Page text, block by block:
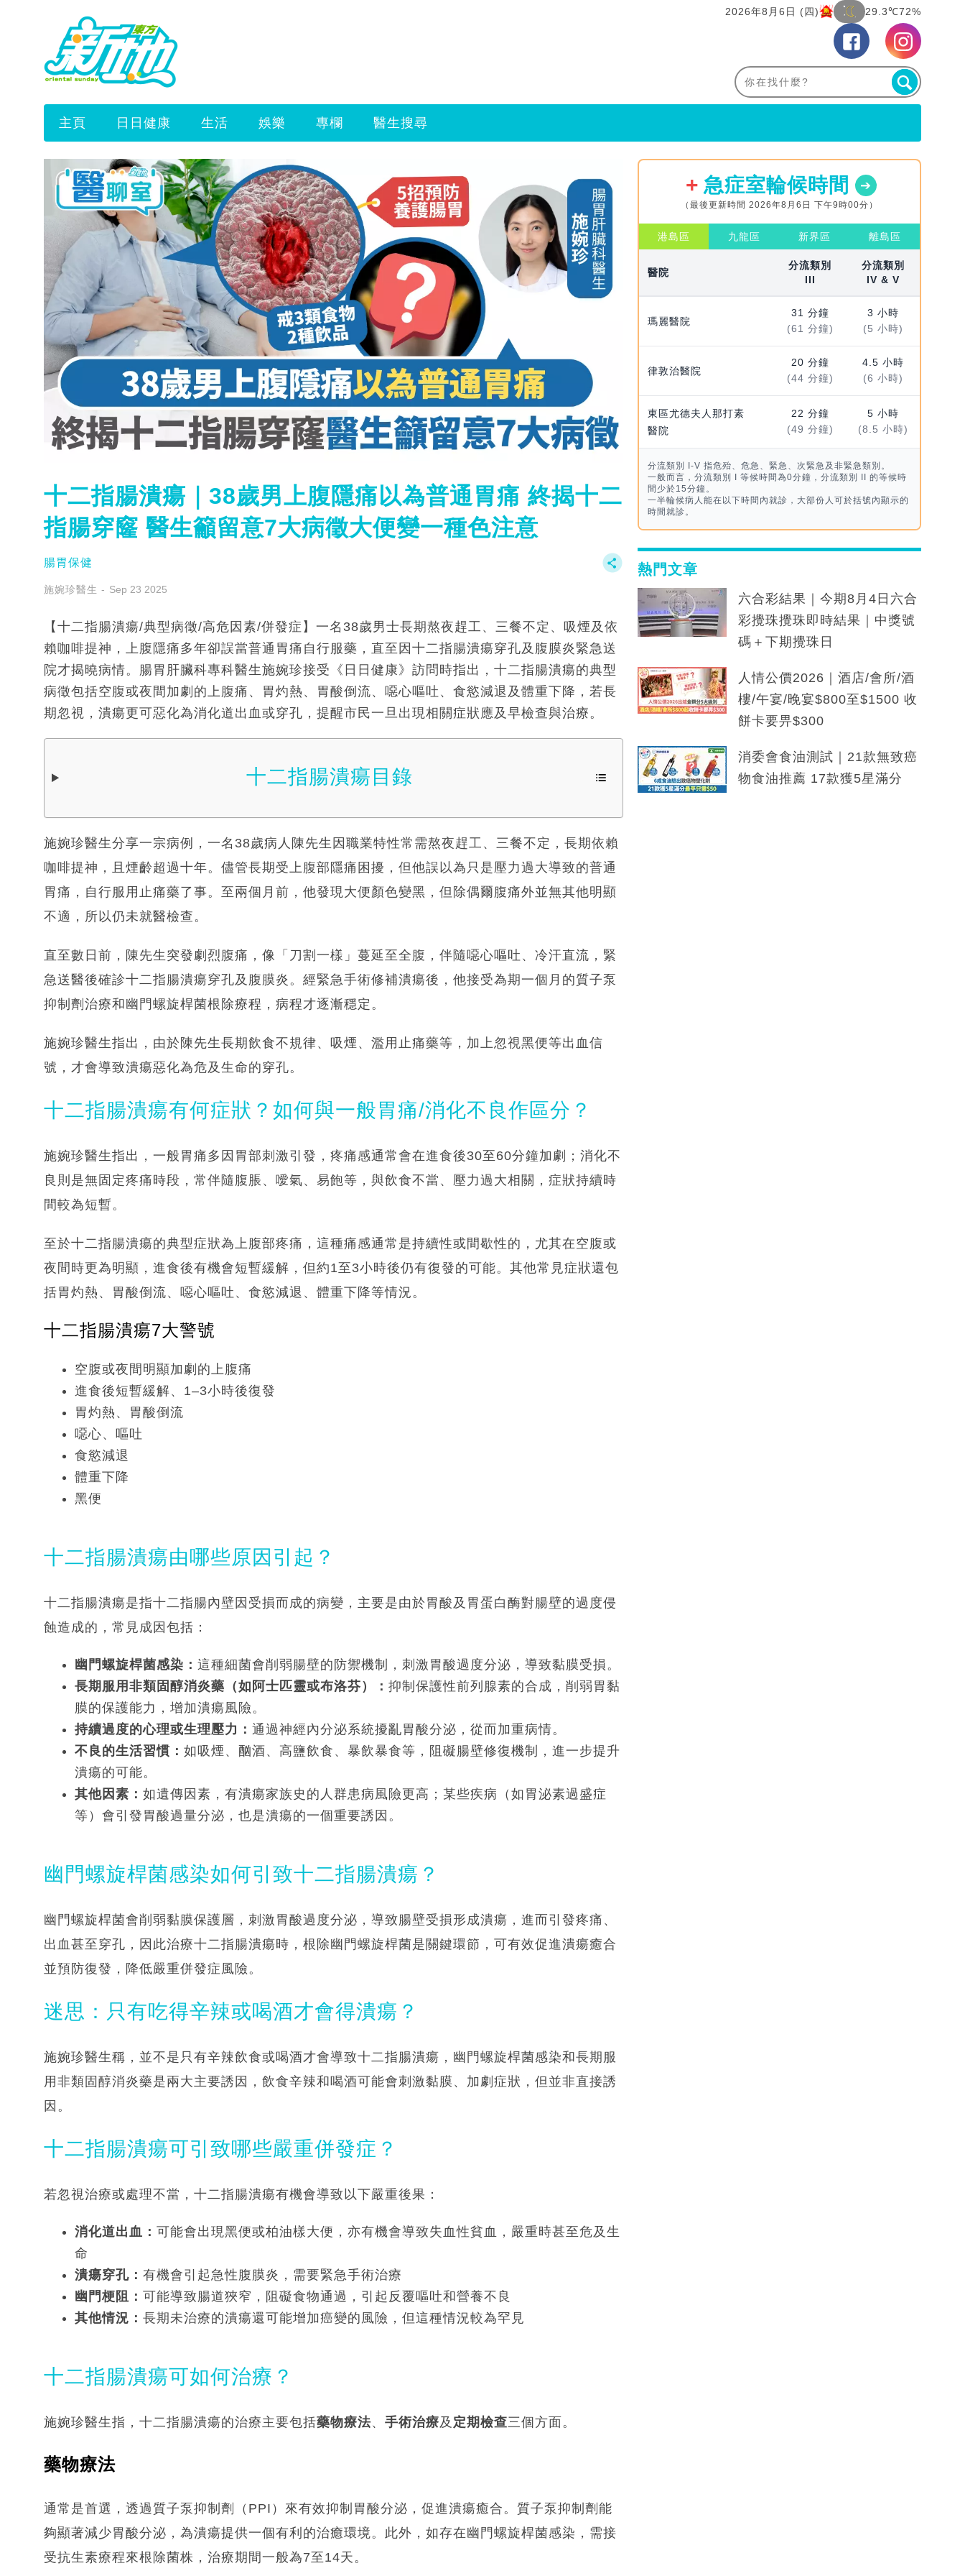
2026年8月6日 (四) 29.3℃72%
主頁 日日健康 生活 娛樂 專欄 醫生搜尋
十二指腸潰瘍｜38歲男上腹隱痛以為普通胃痛 終揭十二
指腸穿窿 醫生籲留意7大病徵大便變一種色注意
腸胃保健
施婉珍醫生 Sep 23 2025
【十二指腸潰瘍/典型病徵/高危因素/併發症】一名38歲男士長期熬夜趕工、三餐不定、吸煙及依
賴咖啡提神，上腹隱痛多年卻誤當普通胃痛自行服藥，直至因十二指腸潰瘍穿孔及腹膜炎緊急送
院才揭曉病情。腸胃肝臟科專科醫生施婉珍接受《日日健康》訪問時指出，十二指腸潰瘍的典型
病徵包括空腹或夜間加劇的上腹痛、胃灼熱、胃酸倒流、噁心嘔吐、食慾減退及體重下降，若長
期忽視，潰瘍更可惡化為消化道出血或穿孔，提醒市民一旦出現相關症狀應及早檢查與治療。
十二指腸潰瘍目錄
施婉珍醫生分享一宗病例，一名38歲病人陳先生因職業特性常需熬夜趕工、三餐不定，長期依賴
咖啡提神，且煙齡超過十年。儘管長期受上腹部隱痛困擾，但他誤以為只是壓力過大導致的普通
胃痛，自行服用止痛藥了事。至兩個月前，他發現大便顏色變黑，但除偶爾腹痛外並無其他明顯
不適，所以仍未就醫檢查。
直至數日前，陳先生突發劇烈腹痛，像「刀割一樣」蔓延至全腹，伴隨噁心嘔吐、冷汗直流，緊
急送醫後確診十二指腸潰瘍穿孔及腹膜炎。經緊急手術修補潰瘍後，他接受為期一個月的質子泵
抑制劑治療和幽門螺旋桿菌根除療程，病程才逐漸穩定。
施婉珍醫生指出，由於陳先生長期飲食不規律、吸煙、濫用止痛藥等，加上忽視黑便等出血信
號，才會導致潰瘍惡化為危及生命的穿孔。
十二指腸潰瘍有何症狀？如何與一般胃痛/消化不良作區分？
施婉珍醫生指出，一般胃痛多因胃部刺激引發，疼痛感通常會在進食後30至60分鐘加劇；消化不
良則是無固定疼痛時段，常伴隨腹脹、噯氣、易飽等，與飲食不當、壓力過大相關，症狀持續時
間較為短暫。
至於十二指腸潰瘍的典型症狀為上腹部疼痛，這種痛感通常是持續性或間歇性的，尤其在空腹或
夜間時更為明顯，進食後有機會短暫緩解，但約1至3小時後仍有復發的可能。其他常見症狀還包
括胃灼熱、胃酸倒流、噁心嘔吐、食慾減退、體重下降等情況。
十二指腸潰瘍7大警號
空腹或夜間明顯加劇的上腹痛
進食後短暫緩解、1–3小時後復發
胃灼熱、胃酸倒流
噁心、嘔吐
食慾減退
體重下降
黑便
十二指腸潰瘍由哪些原因引起？
十二指腸潰瘍是指十二指腸內壁因受損而成的病變，主要是由於胃酸及胃蛋白酶對腸壁的過度侵
蝕造成的，常見成因包括：
幽門螺旋桿菌感染： 這種細菌會削弱腸壁的防禦機制，刺激胃酸過度分泌，導致黏膜受損。
長期服用非類固醇消炎藥（如阿士匹靈或布洛芬）： 抑制保護性前列腺素的合成，削弱胃黏
膜的保護能力，增加潰瘍風險。
持續過度的心理或生理壓力： 通過神經內分泌系統擾亂胃酸分泌，從而加重病情。
不良的生活習慣： 如吸煙、酗酒、高鹽飲食、暴飲暴食等，阻礙腸壁修復機制，進一步提升
潰瘍的可能。
其他因素： 如遺傳因素，有潰瘍家族史的人群患病風險更高；某些疾病（如胃泌素過盛症
等）會引發胃酸過量分泌，也是潰瘍的一個重要誘因。
幽門螺旋桿菌感染如何引致十二指腸潰瘍？
幽門螺旋桿菌會削弱黏膜保護層，刺激胃酸過度分泌，導致腸壁受損形成潰瘍，進而引發疼痛、
出血甚至穿孔，因此治療十二指腸潰瘍時，根除幽門螺旋桿菌是關鍵環節，可有效促進潰瘍癒合
並預防復發，降低嚴重併發症風險。
迷思：只有吃得辛辣或喝酒才會得潰瘍？
施婉珍醫生稱，並不是只有辛辣飲食或喝酒才會導致十二指腸潰瘍，幽門螺旋桿菌感染和長期服
用非類固醇消炎藥是兩大主要誘因，飲食辛辣和喝酒可能會刺激黏膜、加劇症狀，但並非直接誘
因。
十二指腸潰瘍可引致哪些嚴重併發症？
若忽視治療或處理不當，十二指腸潰瘍有機會導致以下嚴重後果：
消化道出血： 可能會出現黑便或柏油樣大便，亦有機會導致失血性貧血，嚴重時甚至危及生
命
潰瘍穿孔： 有機會引起急性腹膜炎，需要緊急手術治療
幽門梗阻： 可能導致腸道狹窄，阻礙食物通過，引起反覆嘔吐和營養不良
其他情況： 長期未治療的潰瘍還可能增加癌變的風險，但這種情況較為罕見
十二指腸潰瘍可如何治療？
施婉珍醫生指，十二指腸潰瘍的治療主要包括藥物療法、 手術治療及 定期檢查三個方面。
藥物療法
通常是首選，透過質子泵抑制劑（PPI）來有效抑制胃酸分泌，促進潰瘍癒合。質子泵抑制劑能
夠顯著減少胃酸分泌，為潰瘍提供一個有利的治癒環境。此外，如存在幽門螺旋桿菌感染，需接
受抗生素療程來根除菌株，治療期間一般為7至14天。
急症室輪候時間
（最後更新時間 2026年8月6日 下午9時00分）
港島區 九龍區 新界區 離島區
醫院
分流類別
III
分流類別
IV & V
瑪麗醫院
31 分鐘
(61 分鐘)
3 小時
(5 小時)
律敦治醫院
20 分鐘
(44 分鐘)
4.5 小時
(6 小時)
東區尤德夫人那打素
醫院
22 分鐘
(49 分鐘)
5 小時
(8.5 小時)
分流類別 I-V 指危殆、危急、緊急、次緊急及非緊急類別。
一般而言，分流類別 I 等候時間為0分鐘，分流類別 II 的等候時
間少於15分鐘。
一半輪候病人能在以下時間內就診，大部份人可於括號內顯示的
時間就診。
熱門文章
六合彩結果｜今期8月4日六合
彩攪珠攪珠即時結果｜中獎號
碼＋下期攪珠日
人情公價2026｜酒店/會所/酒
樓/午宴/晚宴$800至$1500 收
餅卡要畀$300
消委會食油測試｜21款無致癌
物食油推薦 17款獲5星滿分